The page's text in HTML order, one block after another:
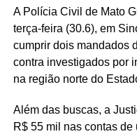
A Polícia Civil de Mato
terça-feira (30.6), em
cumprir dois mandados
contra investigados por
na região norte do
Além das buscas, a
R$ 55 mil nas contas